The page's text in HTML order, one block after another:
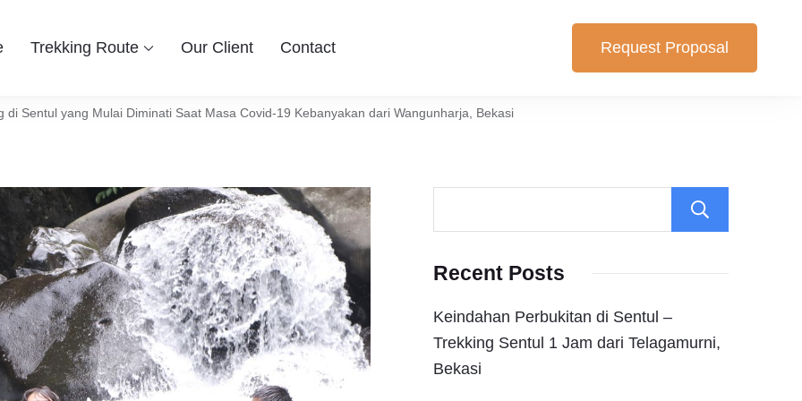
berwisata ke Bogor Sentul, Hiking dan Trekking Sentul pilihan yang cocok untuk anda. Berikut Pilihan Harga Paket ,
Trekking Route Our Client Contact Request Proposal
di Sentul yang Mulai Diminati Saat Masa Covid-19 Kebanyakan dari Wangunharja, Bekasi
Recent Posts
Keindahan Perbukitan di Sentul –
Trekking Sentul 1 Jam dari Telagamurni,
Bekasi